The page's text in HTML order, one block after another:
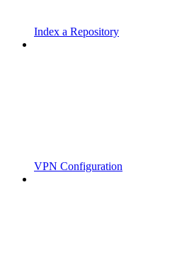
Index a Repository
VPN Configuration